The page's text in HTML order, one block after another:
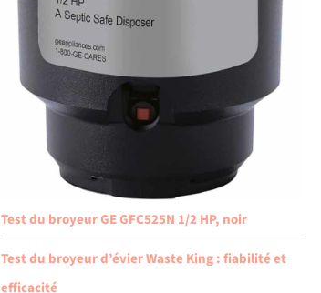
Test du broyeur GE GFC525N 1/2 HP, noir
Test du broyeur d’évier Waste King : fiabilité et
efficacité